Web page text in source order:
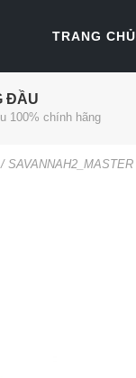
TRANG CHỦ
ĐẦU
100% chính hãng
SAVANNAH2_MASTER